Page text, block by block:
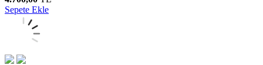
Sepete Ekle